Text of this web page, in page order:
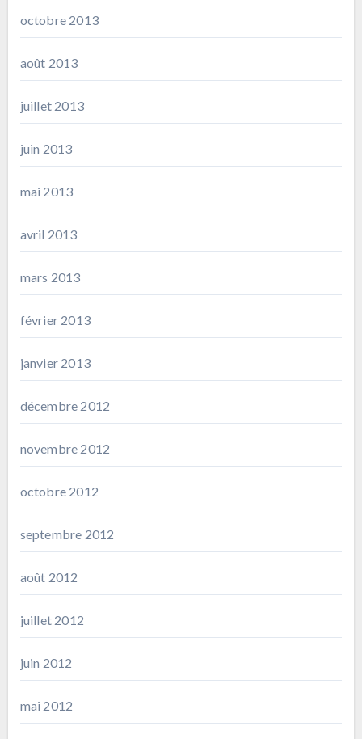
octobre 2013
août 2013
juillet 2013
juin 2013
mai 2013
avril 2013
mars 2013
février 2013
janvier 2013
décembre 2012
novembre 2012
octobre 2012
septembre 2012
août 2012
juillet 2012
juin 2012
mai 2012